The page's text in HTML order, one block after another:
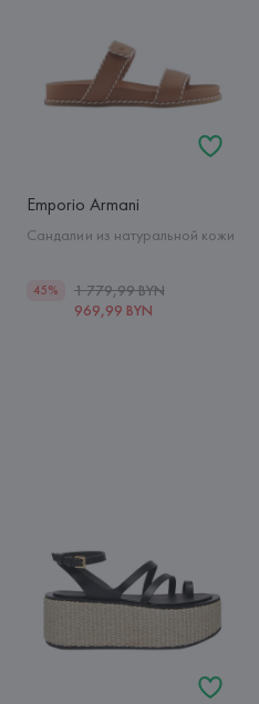
Emporio Armani
Сандалии из натуральной кожи
45%
1 779,99 BYN
969,99 BYN